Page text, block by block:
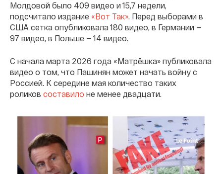
Молдовой было 409 видео и 15,7 недели,
подсчитало издание «Вот Так». Перед выборами в
США сетка опубликовала 180 видео, в Германии —
97 видео, в Польше — 14 видео.
С начала марта 2026 года «Матрëшка» публиковала
видео о том, что Пашинян может начать войну с
Россией. К середине мая количество таких
роликов составило не менее двадцати.